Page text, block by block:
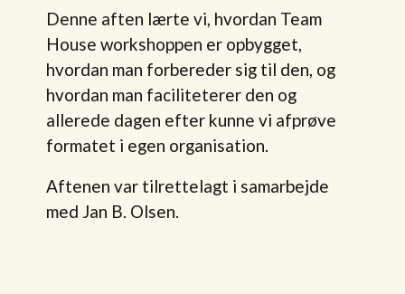
Denne aften lærte vi, hvordan Team
House workshoppen er opbygget,
hvordan man forbereder sig til den, og
hvordan man faciliteterer den og
allerede dagen efter kunne vi afprøve
formatet i egen organisation.
Aftenen var tilrettelagt i samarbejde
med Jan B. Olsen.